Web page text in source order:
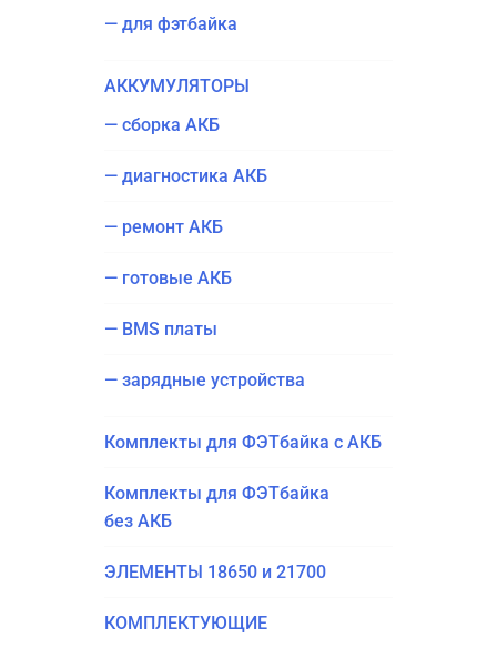
— для фэтбайка
АККУ­МУ­ЛЯ­ТО­РЫ
— сбор­ка АКБ
— диа­гно­сти­ка АКБ
— ремонт АКБ
— гото­вые АКБ
— BMS платы
— заряд­ные устройства
Ком­плек­ты для ФЭТ­бай­ка с АКБ
Ком­плек­ты для ФЭТ­бай­ка
без АКБ
ЭЛЕ­МЕН­ТЫ 18650 и 21700
КОМ­ПЛЕК­ТУ­Ю­ЩИЕ